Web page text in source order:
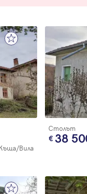
Вила
Столът
38